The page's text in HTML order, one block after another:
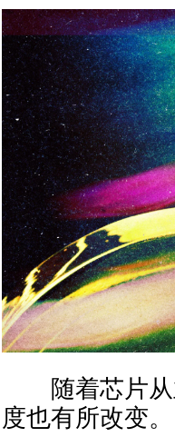
随着芯片从
度也有所改变。